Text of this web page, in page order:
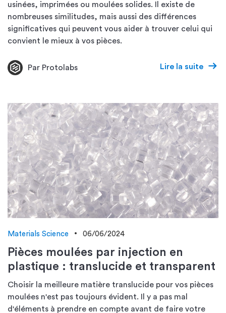
usinées, imprimées ou moulées solides. Il existe de
nombreuses similitudes, mais aussi des différences
significatives qui peuvent vous aider à trouver celui qui
convient le mieux à vos pièces.
Par Protolabs Lire la suite
Materials Science 06/06/2024
Pièces moulées par injection en
plastique : translucide et transparent
Choisir la meilleure matière translucide pour vos pièces
moulées n'est pas toujours évident. Il y a pas mal
d'éléments à prendre en compte avant de faire votre